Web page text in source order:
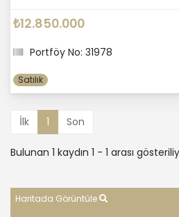
₺12.850.000
Portföy No: 31978
Satılık
İlk 1 Son
Bulunan 1 kaydın 1 - 1 arası
Haritada Görüntüle